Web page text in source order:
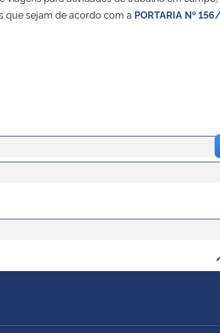
que sejam de acordo com a PORTARIA Nº